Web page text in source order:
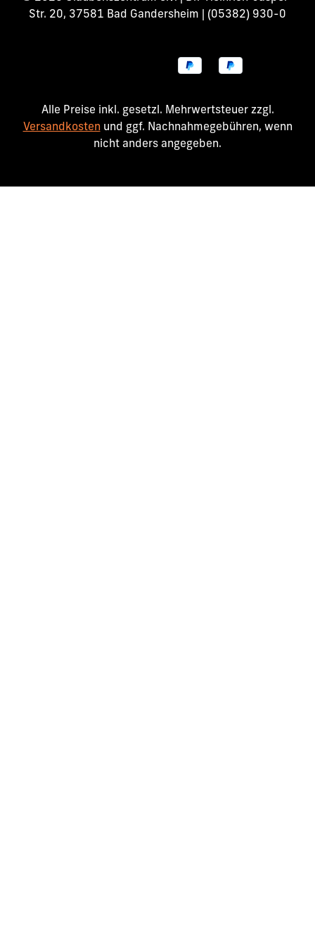
Str. 20, 37581 Bad Gandersheim | (05382) 930-0
Alle Preise inkl. gesetzl. Mehrwertsteuer zzgl.
Versandkosten und ggf. Nachnahmegebühren, wenn
nicht anders angegeben.